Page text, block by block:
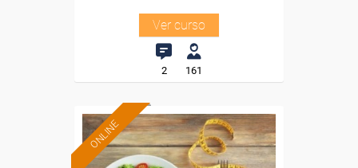
Ver curso
2 161
ONLINE